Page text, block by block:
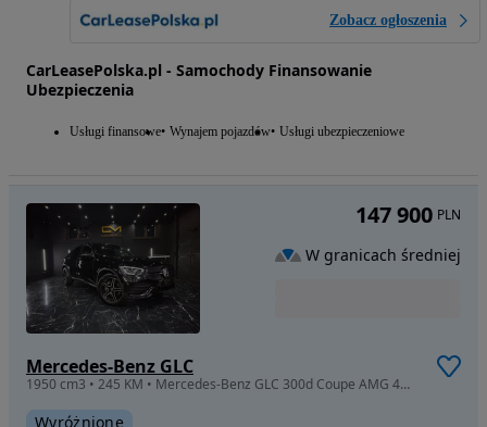
Zobacz ogłoszenia
CarLeasePolska.pl - Samochody Finansowanie
Ubezpieczenia
Usługi finansowe Wynajem pojazdów Usługi ubezpieczeniowe
Mercedes-Benz GLC
1950 cm3 • 245 KM • Mercedes-Benz GLC 300d Coupe AMG 4MATIC - pierwszy właściciel, ASO
Wyróżnione
147 900 PLN
W granicach średniej